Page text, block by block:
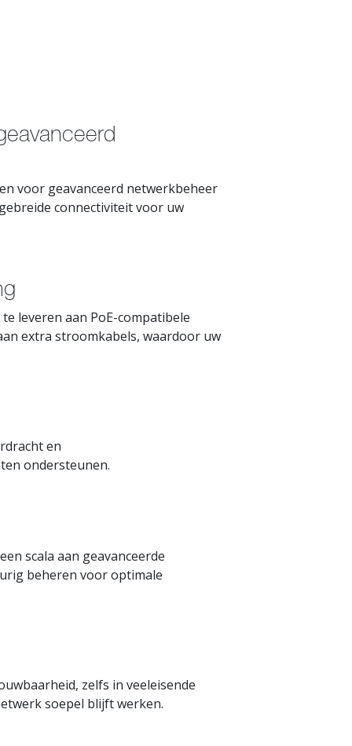
voor geavanceerd netwerkbeheer
connectiviteit voor uw
leveren aan PoE-compatibele
extra stroomkabels, waardoor uw
en
ondersteunen.
scala aan geavanceerde
beheren voor optimale
zelfs in veeleisende
soepel blijft werken.